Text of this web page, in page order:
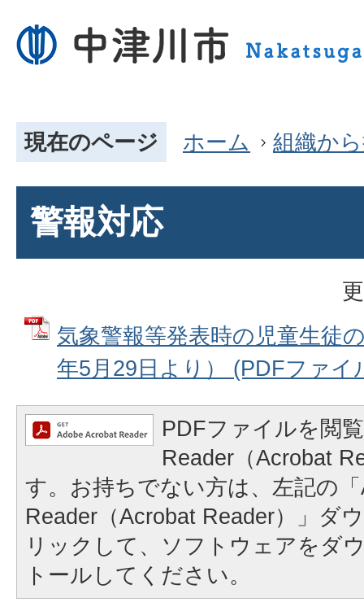
現在のページ ホーム 組織か
警報対応
気象警報等発表時の児童生徒
年5月29日より） (PDFファイ
PDFファイルを閲
Reader（Acrobat
す。お持ちでない方は、左記の
Reader（Acrobat Reader）」ダ
リックして、ソフトウェアをダ
トールしてください。